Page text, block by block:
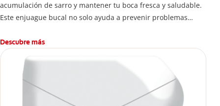
acumulación de sarro y mantener tu boca fresca y saludable.
Este enjuague bucal no solo ayuda a prevenir problemas
Descubre más